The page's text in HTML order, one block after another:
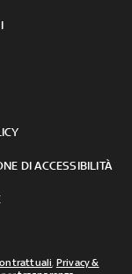
DI ACCESSIBILITÀ
Privacy &